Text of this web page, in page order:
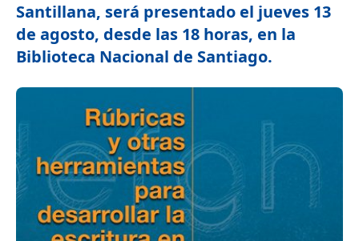
Santillana, será presentado el jueves 13
de agosto, desde las 18 horas, en la
Biblioteca Nacional de Santiago.